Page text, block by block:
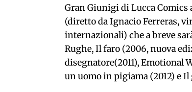
Gran Giunigi di Lucca Comics
(diretto da Ignacio Ferreras,
internazionali) che a breve
Rughe, Il faro (2006, nuova
disegnatore(2011), Emotional
un uomo in pigiama (2012) e Il